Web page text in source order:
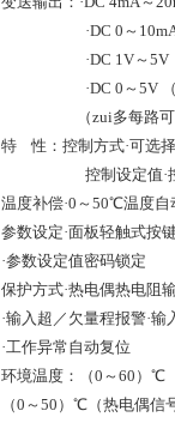
·DC 0～
·DC 1V～
·DC 0～5V
（zui多每路
特
性： 控制方式·可选
控制设定值
温度补偿·0～50℃温度自
参数设定·面板轻触式按
·参数设定值密码锁定
保护方式·热电偶热电阻
·输入超／欠量程报警·
·工作异常自动复位
环境温度：
（0～60）℃
（0～ 50）℃ （热电偶信